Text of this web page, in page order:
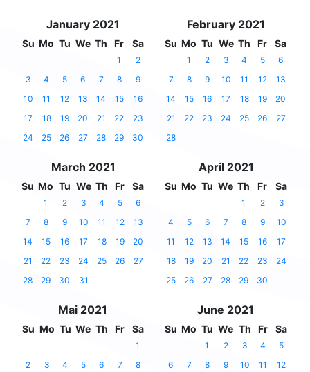
January 2021
Su Mo Tu We Th Fr Sa
1
2
3
4 5 6 7 8
9
10
11 12 13 14 15
16
17
18 19 20 21 22
23
24
25 26 27 28 29 30
February 2021
Su Mo Tu We Th Fr Sa
1 2 3 4 5
6
7
8 9 10 11 12
13
14
15 16 17 18 19
20
21
22 23 24 25 26
27
28
March 2021
Su Mo Tu We Th Fr Sa
1 2 3 4 5
6
7
8 9 10 11 12
13
14
15 16 17 18 19
20
21
22 23 24 25 26
27
28
29 30 31
April 2021
Su Mo Tu We Th Fr Sa
1 2
3
4
5 6 7 8 9
10
11
12 13 14 15 16
17
18
19 20 21 22 23
24
25
26 27 28 29 30
Mai 2021
Su Mo Tu We Th Fr Sa
1
2
3 4 5 6 7 8
June 2021
Su Mo Tu We Th Fr Sa
1 2 3 4
5
6
7 8 9 10 11 12